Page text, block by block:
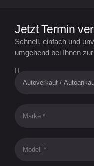
Jetzt Termin
Schnell, einfach und
umgehend bei Ihnen